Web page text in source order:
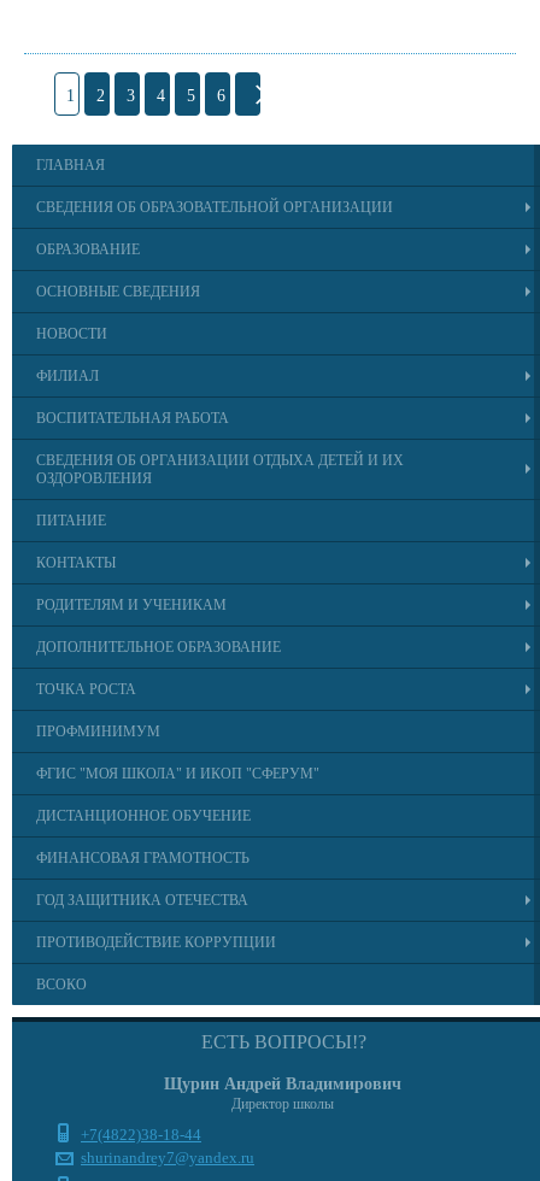
1 2 3 4 5 6
ГЛАВНАЯ
СВЕДЕНИЯ ОБ ОБРАЗОВАТЕЛЬНОЙ ОРГАНИЗАЦИИ
ОБРАЗОВАНИЕ
ОСНОВНЫЕ СВЕДЕНИЯ
НОВОСТИ
ФИЛИАЛ
ВОСПИТАТЕЛЬНАЯ РАБОТА
СВЕДЕНИЯ ОБ ОРГАНИЗАЦИИ ОТДЫХА ДЕТЕЙ И ИХ
ОЗДОРОВЛЕНИЯ
ПИТАНИЕ
КОНТАКТЫ
РОДИТЕЛЯМ И УЧЕНИКАМ
ДОПОЛНИТЕЛЬНОЕ ОБРАЗОВАНИЕ
ТОЧКА РОСТА
ПРОФМИНИМУМ
ФГИС "МОЯ ШКОЛА" И ИКОП "СФЕРУМ"
ДИСТАНЦИОННОЕ ОБУЧЕНИЕ
ФИНАНСОВАЯ ГРАМОТНОСТЬ
ГОД ЗАЩИТНИКА ОТЕЧЕСТВА
ПРОТИВОДЕЙСТВИЕ КОРРУПЦИИ
ВСОКО
ЕСТЬ ВОПРОСЫ!?
Щурин Андрей Владимирович
Директор школы
+7(4822)38-18-44
shurinandrey7@yandex.ru